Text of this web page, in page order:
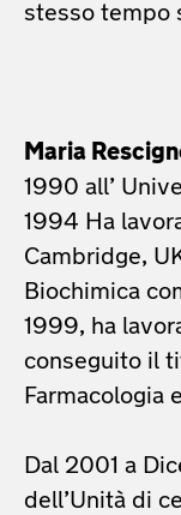
stesso tempo
Maria
1990 all’
1994 Ha
Cambridge,
Biochimica
1999, ha
conseguito il
Farmacologia
Dal 2001 a
dell’Unità di